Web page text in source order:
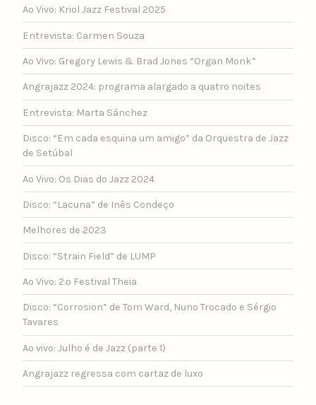
Ao Vivo: Kriol Jazz Festival 2025
Entrevista: Carmen Souza
Ao Vivo: Gregory Lewis & Brad Jones “Organ Monk”
Angrajazz 2024: programa alargado a quatro noites
Entrevista: Marta Sánchez
Disco: “Em cada esquina um amigo” da Orquestra de Jazz
de Setúbal
Ao Vivo: Os Dias do Jazz 2024
Disco: “Lacuna” de Inês Condeço
Melhores de 2023
Disco: “Strain Field” de LUMP
Ao Vivo: 2.º Festival Theia
Disco: “Corrosion” de Tom Ward, Nuno Trocado e Sérgio
Tavares
Ao vivo: Julho é de Jazz (parte 1)
Angrajazz regressa com cartaz de luxo